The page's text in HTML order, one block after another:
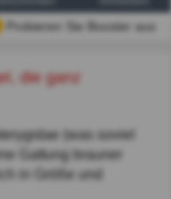
Probieren Sie Booster aus
(was soviel
Gattung brauner
in Größe und